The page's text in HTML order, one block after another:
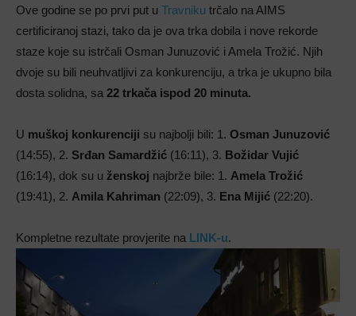
Ove godine se po prvi put u Travniku trčalo na AIMS
certificiranoj stazi, tako da je ova trka dobila i nove rekorde
staze koje su istrčali Osman Junuzović i Amela Trožić. Njih
dvoje su bili neuhvatljivi za konkurenciju, a trka je ukupno bila
dosta solidna, sa 22 trkača ispod 20 minuta.
U muškoj konkurenciji su najbolji bili: 1. Osman Junuzović
(14:55), 2. Srđan Samardžić (16:11), 3. Božidar Vujić
(16:14), dok su u ženskoj najbrže bile: 1. Amela Trožić
(19:41), 2. Amila Kahriman (22:09), 3. Ena Mijić (22:20).
Kompletne rezultate provjerite na LINK-u.